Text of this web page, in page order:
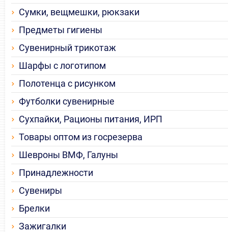
Сумки, вещмешки, рюкзаки
Предметы гигиены
Сувенирный трикотаж
Шарфы с логотипом
Полотенца с рисунком
Футболки сувенирные
Сухпайки, Рационы питания, ИРП
Товары оптом из госрезерва
Шевроны ВМФ, Галуны
Принадлежности
Сувениры
Брелки
Зажигалки